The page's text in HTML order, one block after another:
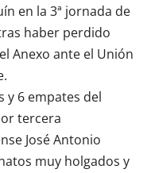
en la 3ª jornada de
haber perdido
Anexo ante el Unión
y 6 empates del
tercera
José Antonio
muy holgados y